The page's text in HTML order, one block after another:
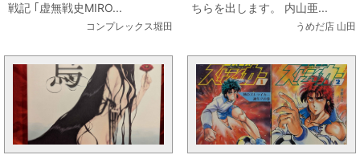
戦記 ｢虚無戦史MIRO...
コンプレックス堀田
ちらを出します。 内山亜...
うめだ店 山田